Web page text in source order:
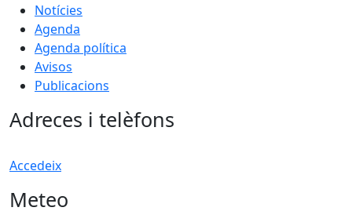
Notícies
Agenda
Agenda política
Avisos
Publicacions
Adreces i telèfons
Accedeix
Meteo